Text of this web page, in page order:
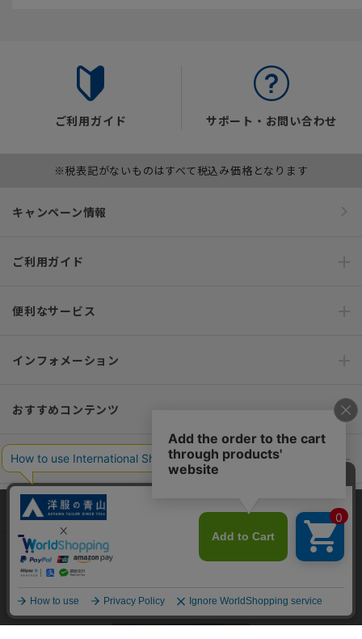
ご利用ガイド サポート・お問い合わせ
※税表記がないものはすべて税込み価格となります
キャンペーン情報
ご利用ガイド
便利なサービス
インフォメーション
おすすめコンテンツ
ポリシー・企業情報
オーダースーツなら SHITATE
OFFICIAL SNS
当サイトでは、快適な閲覧体験とコンテンツ改善のためにCookieを使用
しています。閲覧を続けることで、Cookieの使用に同意したものとみな
します。詳細については
同意して閉じる